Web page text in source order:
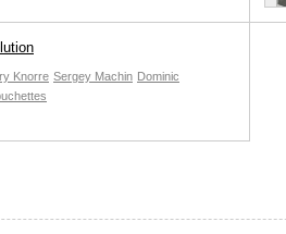
Knorre Sergey Machin Dominic